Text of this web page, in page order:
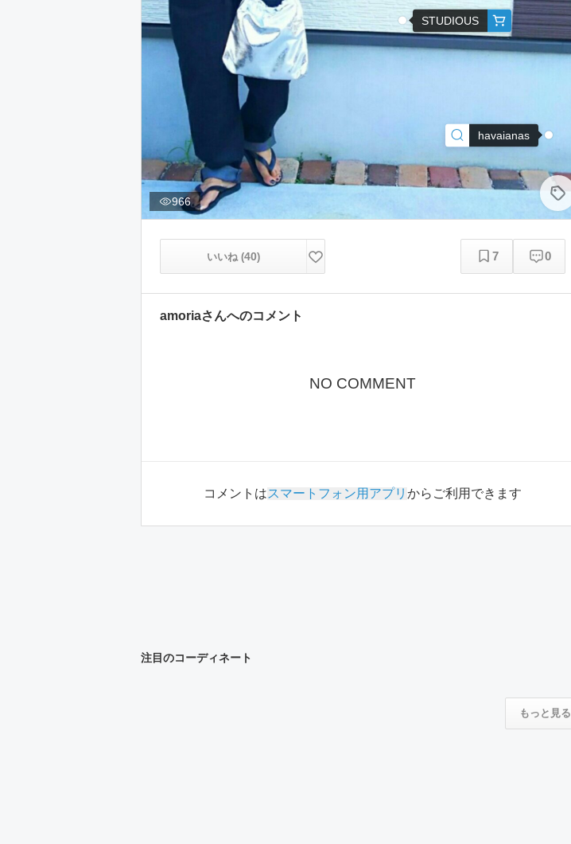
STUDIOUS
havaianas
966
いいね (40) 7 0
amoriaさんへのコメント
NO COMMENT
コメントはスマートフォン用アプリ からご利用できます
注目のコーディネート
もっと見る